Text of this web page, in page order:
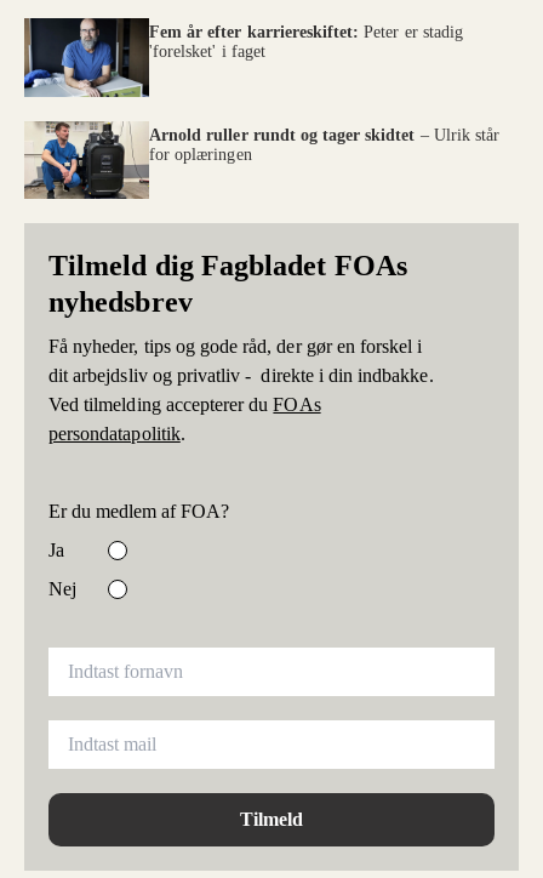
Fem år efter karriereskiftet:Peter er stadig
'forelsket' i faget
Arnold ruller rundt og tager skidtet – Ulrik står
for oplæringen
Tilmeld dig Fagbladet FOAs
nyhedsbrev
Få nyheder, tips og gode råd, der gør en forskel i
dit arbejdsliv og privatliv - direkte i din indbakke.
Ved tilmelding accepterer duFOAs
persondatapolitik.
Er du medlem af FOA?
Ja
Nej
Tilmeld